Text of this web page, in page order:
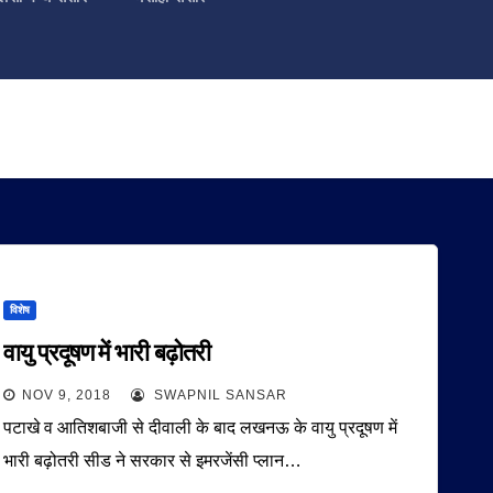
विशेष
वायु प्रदूषण में भारी बढ़ोतरी
NOV 9, 2018 SWAPNIL SANSAR
पटाखे व आतिशबाजी से दीवाली के बाद लखनऊ के वायु प्रदूषण में
भारी बढ़ोतरी सीड ने सरकार से इमरजेंसी प्लान…